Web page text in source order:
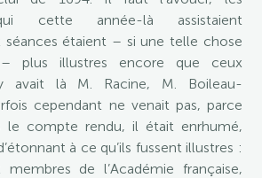
cette année-là assistaient
séances étaient – si une telle chose
plus illustres encore que ceux
y avait là M. Racine, M. Boileau-
cependant ne venait pas, parce
le compte rendu, il était enrhumé,
à ce qu’ils fussent illustres :
de l’Académie française,